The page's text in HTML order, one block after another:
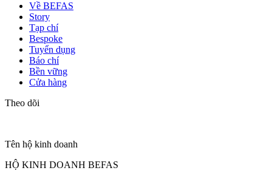
Về BEFAS
Story
Tạp chí
Bespoke
Tuyển dụng
Báo chí
Bền vững
Cửa hàng
Theo dõi
Tên hộ kinh doanh
HỘ KINH DOANH BEFAS